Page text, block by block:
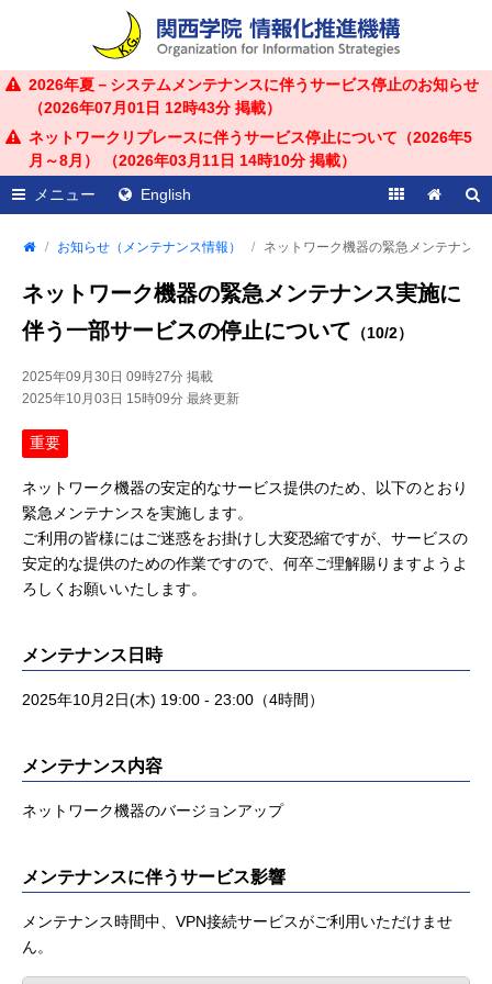
2026年夏－システムメンテナンスに伴うサービス停止のお知らせ
（2026年07月01日 12時43分 掲載）
ネットワークリプレースに伴うサービス停止について（2026年5
月～8月） （2026年03月11日 14時10分 掲載）
メニュー
English
お知らせ（メンテナンス情報） ネットワーク機器の緊急メンテナン
ネットワーク機器の緊急メンテナンス実施に
伴う一部サービスの停止について （10/2）
2025年09月30日 09時27分 掲載
2025年10月03日 15時09分 最終更新
重要
ネットワーク機器の安定的なサービス提供のため、以下のとおり
緊急メンテナンスを実施します。
ご利用の皆様にはご迷惑をお掛けし大変恐縮ですが、サービスの
安定的な提供のための作業ですので、何卒ご理解賜りますようよ
ろしくお願いいたします。
メンテナンス日時
2025年10月2日(木) 19:00 - 23:00 （4時間）
メンテナンス内容
ネットワーク機器のバージョンアップ
メンテナンスに伴うサービス影響
メンテナンス時間中、VPN接続サービスがご利用いただけませ
ん。